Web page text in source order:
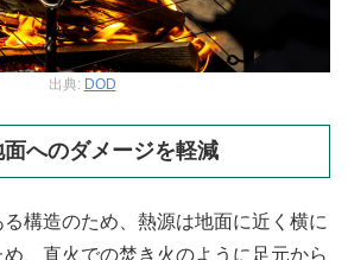
出典: DOD
へのダメージを軽減
構造のため、熱源は地面に近く横に
、直火での焚き火のように足元から